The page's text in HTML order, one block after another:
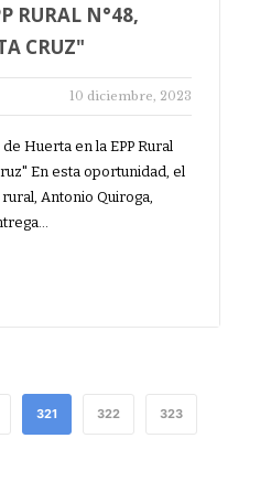
RURAL N°48,
CRUZ"
10 diciembre, 2023
Huerta en la EPP Rural
En esta oportunidad, el
Antonio Quiroga,
321 322 323